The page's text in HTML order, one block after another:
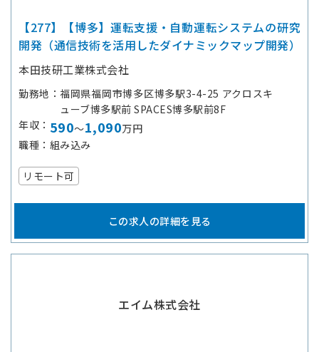
【277】【博多】運転支援・自動運転システムの研究
開発（通信技術を活用したダイナミックマップ開発）
本田技研工業株式会社
勤務地
福岡県福岡市博多区博多駅3-4-25 アクロスキ
ューブ博多駅前 SPACES博多駅前8F
年収
590～1,090万円
職種
組み込み
リモート可
この求人の詳細を見る
エイム株式会社